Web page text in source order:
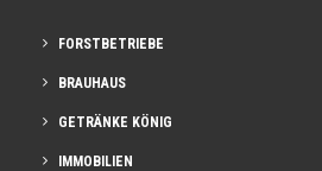
FORSTBETRIEBE
BRAUHAUS
GETRÄNKE KÖNIG
IMMOBILIEN